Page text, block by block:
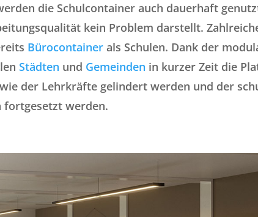
die Schulcontainer auch dauerhaft
kein Problem darstellt.
Bürocontainerals Schulen. Dank der
Städten und Gemeinden in kurzer Zeit die
der Lehrkräfte gelindert werden und der
fortgesetzt werden.